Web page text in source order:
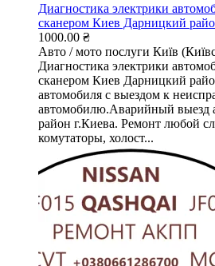
Диагностика электрики
сканером Киев Дарницкий
1000.00 ₴
Авто / мото послуги Київ
Диагностика электрики
сканером Киев Дарницкий
автомобиля с выездом к
автомобилю.Аварийный выезд
район г.Киева. Ремонт любой
комутаторы, холост...